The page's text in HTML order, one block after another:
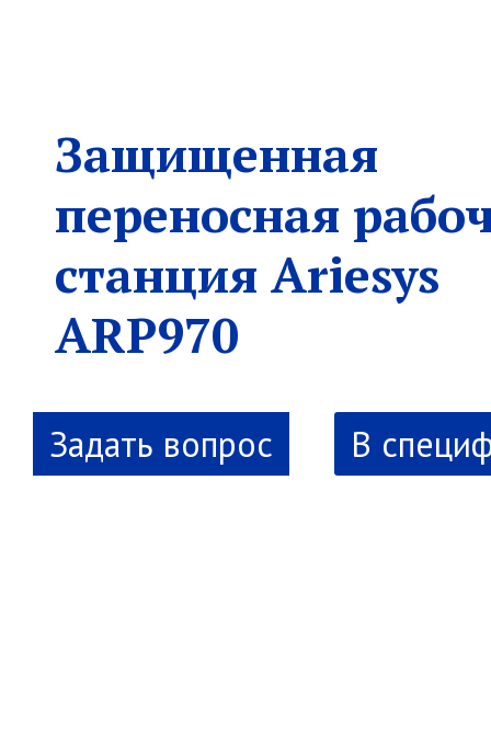
Защищенная
переносная
станция Ariesys
ARP970
В